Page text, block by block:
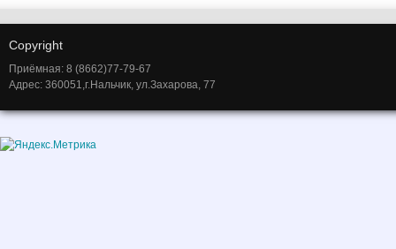
Copyright
Приёмная: 8 (8662)77-79-67
Адрес: 360051,г.Нальчик, ул.Захарова, 77